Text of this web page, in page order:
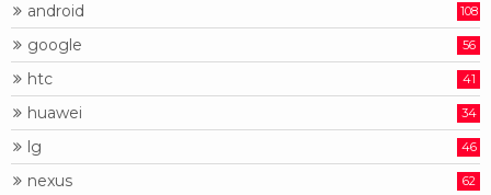
android 108
google 56
htc 41
huawei 34
lg 46
nexus 62